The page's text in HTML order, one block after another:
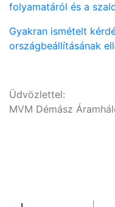
folyamatáról és a
Gyakran ismételt
országbeállításának
Üdvözlettel:
MVM Démász